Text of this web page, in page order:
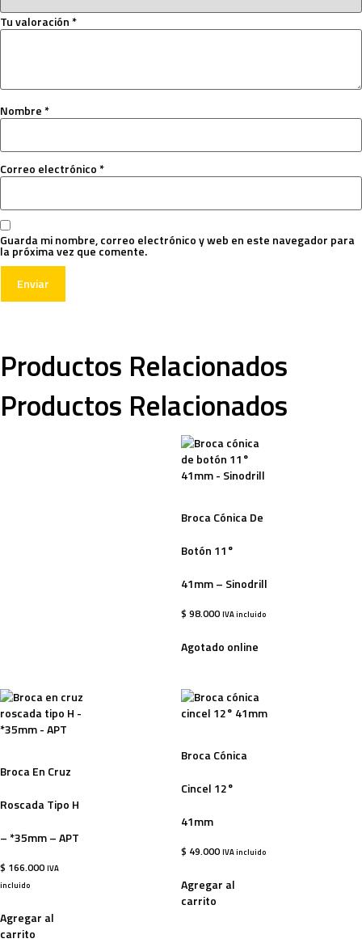
Tu valoración*
Nombre*
Correo electrónico*
Guarda mi nombre, correo electrónico y web en este navegador para
la próxima vez que comente.
Productos Relacionados
Productos Relacionados
Broca Cónica De
Botón 11°
41mm – Sinodrill
$ 98.000 IVA incluido
Agotado online
Broca En Cruz
Roscada Tipo H
– *35mm – APT
$ 166.000 IVA
incluido
Agregar al
carrito
Broca Cónica
Cincel 12°
41mm
$ 49.000 IVA incluido
Agregar al
carrito